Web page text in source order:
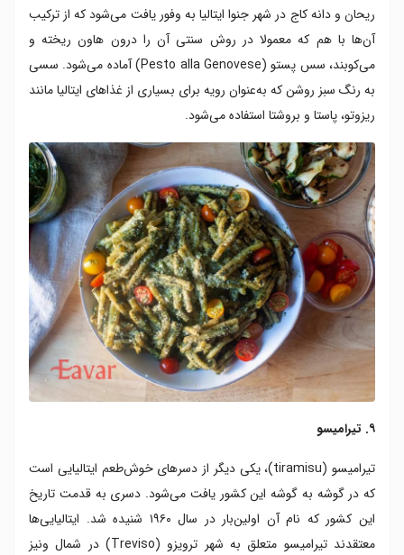
ریحان و دانه کاج در شهر جنوا ایتالیا به وفور یافت می‌شود که از ترکیب
آن‌ها با هم که معمولا در روش سنتی آن را درون هاون ریخته و
می‌کوبند، سس پستو (Pesto alla Genovese) آماده می‌شود. سسی
به رنگ سبز روشن که به‌عنوان رویه برای بسیاری از غذاهای ایتالیا مانند
ریزوتو، پاستا و بروشتا استفاده می‌شود.
۹. تیرامیسو
تیرامیسو (tiramisu)، یکی دیگر از دسرهای خوش‌طعم ایتالیایی است
که در گوشه به گوشه این کشور یافت می‌شود. دسری به قدمت تاریخ
این کشور که نام آن اولین‌بار در سال ۱۹۶۰ شنیده شد. ایتالیایی‌ها
معتقدند تیرامیسو متعلق به شهر ترویزو (Treviso) در شمال ونیز